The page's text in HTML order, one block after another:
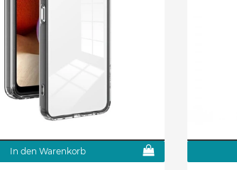
In den Warenkorb